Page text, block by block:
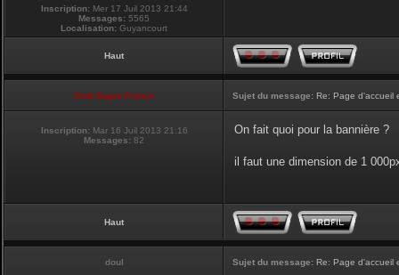
Inscription:Mer 17 Juil 2013 21:44
Messages: 5565
Localisation: Guyancourt
Haut
Club Supra France Sujet du message: Re: Page d'accueil
Inscription: Mar 16 Juil 2013 21:16
Messages: 82
On fait quoi pour la bannière ?
il faut une dimension de 1
Haut
doul Sujet du message: Re: Page d'accueil